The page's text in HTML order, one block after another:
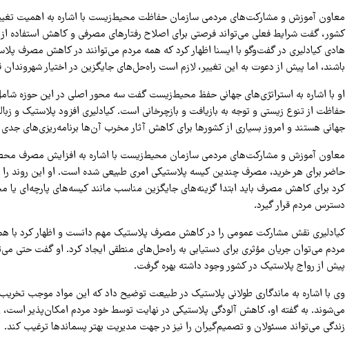
معاون آموزش و مشارکت‌های مردمی سازمان حفاظت محیط‌زیست با اشاره به اهمیت
کشور، گفت شرایط فعلی می‌تواند فرصتی برای اصلاح رفتارهای مصرفی و کاهش استفاده
هادی کیادلیری در گفت‌وگو با ایسنا اظهار کرد که همه مردم می‌توانند در کاهش مصرف
باشند، اما پیش از دعوت به این تغییر، لازم است راه‌حل‌های جایگزین در اختیار شهروندان
او با اشاره به استراتژی‌های جهانی حفظ محیط‌زیست گفت سه محور اصلی در این حوزه
حفاظت از تنوع زیستی و توجه به بازیافت و بازچرخانی است. کیادلیری افزود پلاستیک و
جهانی هستند و امروز بسیاری از کشورها برای کاهش آثار مخرب آن‌ها برنامه‌ریزی‌های جدی
معاون آموزش و مشارکت‌های مردمی سازمان محیط‌زیست با اشاره به افزایش مصرف
حاضر برای هر خرید، مصرف چندین کیسه پلاستیکی امری طبیعی شده است. او این روند را
کرد برای کاهش مصرف باید ابتدا گزینه‌های جایگزین مناسب مانند کیسه‌های پارچه‌ای یا
دسترس مردم قرار گیرد.
کیادلیری نقش مشارکت عمومی را در کاهش مصرف پلاستیک مهم دانست و اظهار کرد با
مردم می‌توان جریان مؤثری برای دستیابی به راه‌حل‌های منطقی ایجاد کرد. او گفت حتی
پیش از رواج پلاستیک در کشور وجود داشته بهره گرفت.
وی با اشاره به ماندگاری طولانی پلاستیک در طبیعت توضیح داد که این مواد موجب
می‌شوند. به گفته او، کاهش آلودگی پلاستیکی در نهایت توسط خود مردم امکان‌پذیر
زندگی می‌تواند مسئولان و تصمیم‌گیران را نیز در جهت مدیریت بهتر پسماندها ترغیب کند.